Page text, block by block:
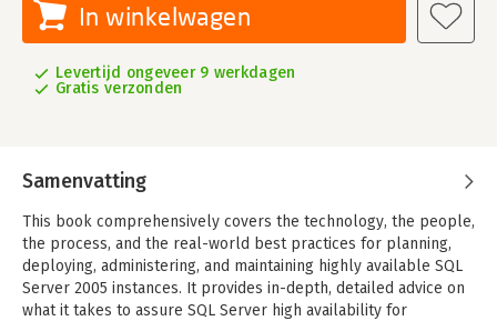
In winkelwagen
Levertijd ongeveer 9 werkdagen
Gratis verzonden
Samenvatting
This book comprehensively covers the technology, the people,
the process, and the real-world best practices for planning,
deploying, administering, and maintaining highly available SQL
Server 2005 instances. It provides in-depth, detailed advice on
what it takes to assure SQL Server high availability for